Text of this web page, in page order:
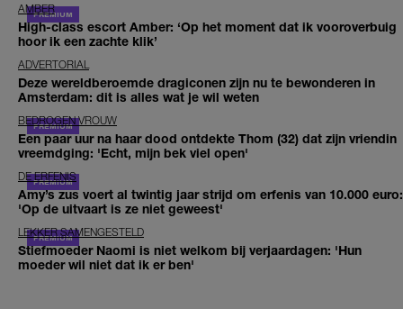
AMBER
High-class escort Amber: ‘Op het moment dat ik vooroverbuig
hoor ik een zachte klik’
ADVERTORIAL
Deze wereldberoemde dragiconen zijn nu te bewonderen in
Amsterdam: dit is alles wat je wil weten
BEDROGEN VROUW
Een paar uur na haar dood ontdekte Thom (32) dat zijn vriendin
vreemdging: 'Echt, mijn bek viel open'
DE ERFENIS
Amy’s zus voert al twintig jaar strijd om erfenis van 10.000 euro:
'Op de uitvaart is ze niet geweest'
LEKKER SAMENGESTELD
Stiefmoeder Naomi is niet welkom bij verjaardagen: 'Hun
moeder wil niet dat ik er ben'